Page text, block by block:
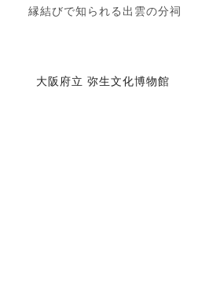
縁結びで知られる出雲の分祠
大阪府立 弥生文化博物館